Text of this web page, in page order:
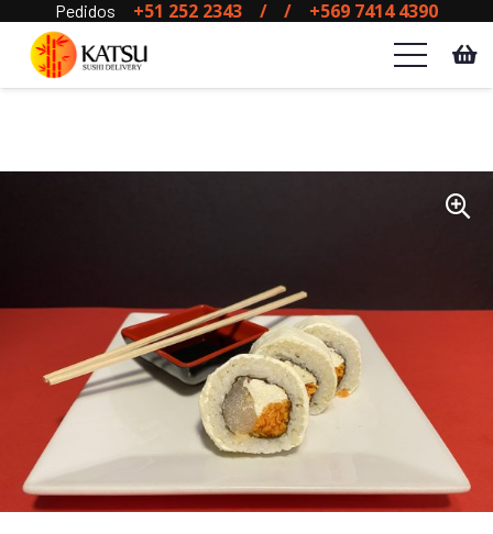
Pedidos +51 252 2343 / / +569 7414 4390